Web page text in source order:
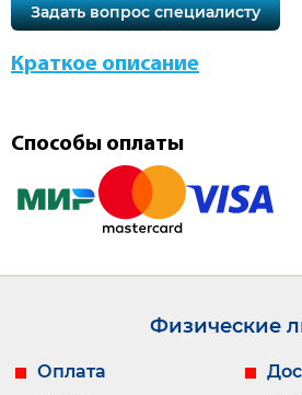
Задать вопрос специалисту
Краткое описание
Способы оплаты
Физические
Оплата